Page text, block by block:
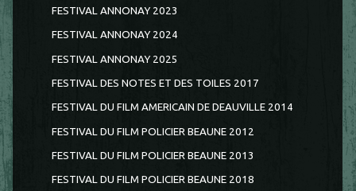
FESTIVAL ANNONAY 2023
FESTIVAL ANNONAY 2024
FESTIVAL ANNONAY 2025
FESTIVAL DES NOTES ET DES TOILES 2017
FESTIVAL DU FILM AMERICAIN DE DEAUVILLE 2014
FESTIVAL DU FILM POLICIER BEAUNE 2012
FESTIVAL DU FILM POLICIER BEAUNE 2013
FESTIVAL DU FILM POLICIER BEAUNE 2018